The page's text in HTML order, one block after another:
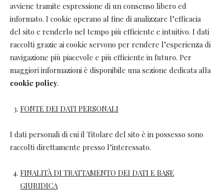
avviene tramite espressione di un consenso libero ed
informato. I cookie operano al fine di analizzare l’efficacia
del sito e renderlo nel tempo più efficiente e intuitivo. I dati
raccolti grazie ai cookie servono per rendere l’esperienza di
navigazione più piacevole e più efficiente in futuro. Per
maggiori informazioni è disponibile una sezione dedicata alla
cookie policy.
FONTE DEI DATI PERSONALI
I dati personali di cui il Titolare del sito è in possesso sono
raccolti direttamente presso l’interessato.
FINALITÀ DI TRATTAMENTO DEI DATI E BASE
GIURIDICA